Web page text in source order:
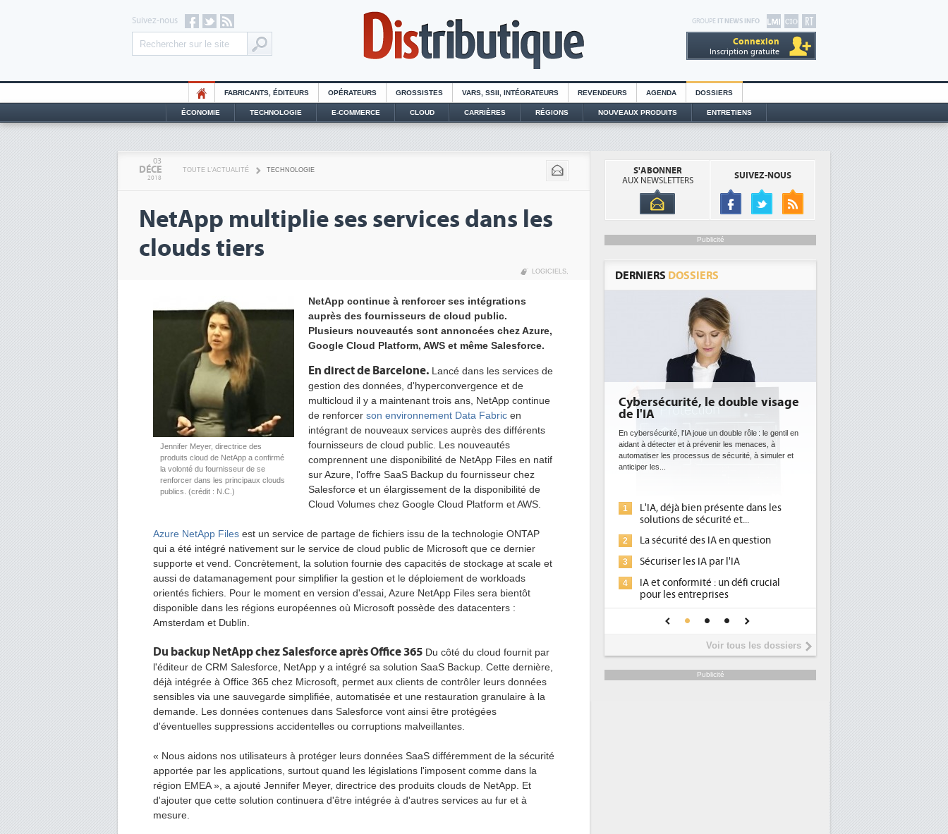
GROUPE IT NEWS INFO
Connexion
Inscription gratuite
Suivez-nous
FABRICANTS, ÉDITEURS OPÉRATEURS GROSSISTES VARS, SSII, INTÉGRATEURS REVENDEURS AGENDA DOSSIERS
ÉCONOMIE TECHNOLOGIE E-COMMERCE CLOUD CARRIÈRES RÉGIONS NOUVEAUX PRODUITS ENTRETIENS
03
DÉCE
2018
TOUTE L'ACTUALITÉ TECHNOLOGIE
NetApp multiplie ses services dans les
clouds tiers
LOGICIELS,
Jennifer Meyer, directrice des
produits cloud de NetApp a confirmé
la volonté du fournisseur de se
renforcer dans les principaux clouds
publics. (crédit : N.C.)
NetApp continue à renforcer ses intégrations
auprès des fournisseurs de cloud public.
Plusieurs nouveautés sont annoncées chez Azure,
Google Cloud Platform, AWS et même Salesforce.
En direct de Barcelone. Lancé dans les services de
gestion des données, d'hyperconvergence et de
multicloud il y a maintenant trois ans, NetApp continue
de renforcer son environnement Data Fabric en
intégrant de nouveaux services auprès des différents
fournisseurs de cloud public. Les nouveautés
comprennent une disponibilité de NetApp Files en natif
sur Azure, l'offre SaaS Backup du fournisseur chez
Salesforce et un élargissement de la disponibilité de
Cloud Volumes chez Google Cloud Platform et AWS.
Azure NetApp Files est un service de partage de fichiers issu de la technologie ONTAP
qui a été intégré nativement sur le service de cloud public de Microsoft que ce dernier
supporte et vend. Concrètement, la solution fournie des capacités de stockage at scale et
aussi de datamanagement pour simplifier la gestion et le déploiement de workloads
orientés fichiers. Pour le moment en version d'essai, Azure NetApp Files sera bientôt
disponible dans les régions européennes où Microsoft possède des datacenters :
Amsterdam et Dublin.
Du backup NetApp chez Salesforce après Office 365 Du côté du cloud fournit par
l'éditeur de CRM Salesforce, NetApp y a intégré sa solution SaaS Backup. Cette dernière,
déjà intégrée à Office 365 chez Microsoft, permet aux clients de contrôler leurs données
sensibles via une sauvegarde simplifiée, automatisée et une restauration granulaire à la
demande. Les données contenues dans Salesforce vont ainsi être protégées
d'éventuelles suppressions accidentelles ou corruptions malveillantes.
« Nous aidons nos utilisateurs à protéger leurs données SaaS différemment de la sécurité
apportée par les applications, surtout quand les législations l'imposent comme dans la
région EMEA », a ajouté Jennifer Meyer, directrice des produits clouds de NetApp. Et
d'ajouter que cette solution continuera d'être intégrée à d'autres services au fur et à
mesure.
S'ABONNER
AUX NEWSLETTERS
SUIVEZ-NOUS
Publicité
DERNIERS DOSSIERS
Cybersécurité, le double visage
de l'IA
En cybersécurité, l'IA joue un double rôle : le gentil en
aidant à détecter et à prévenir les menaces, à
automatiser les processus de sécurité, à simuler et
1
L'IA, déjà bien présente dans les
solutions de sécurité et...
La sécurité des IA en question
3 Sécuriser les IA par l'IA
4
IA et conformité : un défi crucial
Une IA de confiance pour une IA
DEE: l'efficacité énergétique
bientôt une obligation pour les
datacenters
Des datacenters plus durables et plus efficaces, c'est
ce que recherchent les pouvoirs publics européens
1
Qu'est-ce que la DEE (directive
2
DEE, une pression administrative
place pour répondre à...
Phocea DC dans les cordes pour la
Interview de Fabrice Coquio,
président de Digital Realty...
6
Trimestriels IBM : L'activité logicielle
soutient les...
Voir tous les dossiers
Publicité